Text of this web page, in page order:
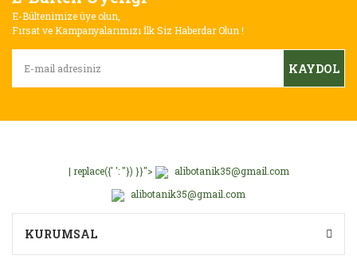
E-Bültenimize üye olun,
Fırsat ve Kampanyalarımızı İlk Siz Haberdar Olun !
KAYDOL
| replace({' ': ''}) }}">
alibotanik35@gmail.com
alibotanik35@gmail.com
KURUMSAL